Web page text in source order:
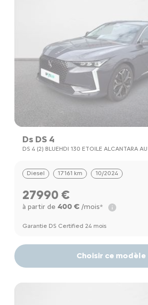
Ds DS 4
DS 4 (2) BLUEHDI 130 ETOILE ALCANTARA
Diesel 17161 km 10/2024
27990 €
à partir de 400 €/mois*
Garantie DS Certified 24 mois
Choisir ce modèle